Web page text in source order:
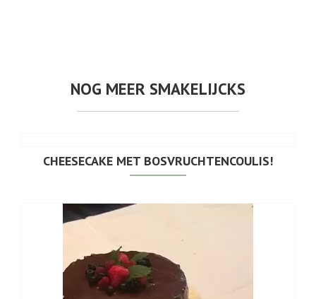
NOG MEER SMAKELIJCKS
CHEESECAKE MET BOSVRUCHTENCOULIS!